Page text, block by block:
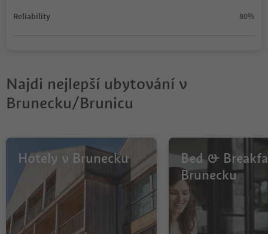
Reliability 80%
Najdi nejlepší ubytování v
Brunecku/Brunicu
Hotely v Brunecku
Bed &
Brunecku